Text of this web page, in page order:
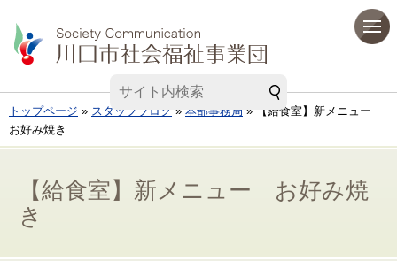
トップページ » スタッフブログ » 本部事務局 » 【給食室】新メニュー
お好み焼き
【給食室】新メニュー お好み焼
き